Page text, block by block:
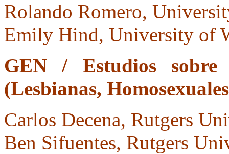
Rolando Romero,
Emily Hind, University of
GEN / Estudios
(Lesbianas,
Carlos Decena, Rutgers
Ben Sifuentes, Rutgers